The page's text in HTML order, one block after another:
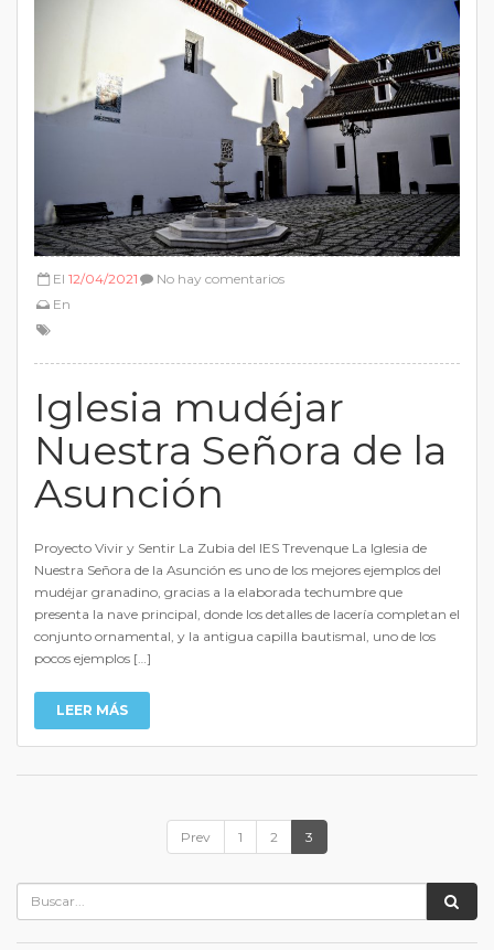
El 12/04/2021
En
No hay comentarios
Iglesia mudéjar
Nuestra Señora de la
Asunción
Proyecto Vivir y Sentir La Zubia del IES Trevenque La Iglesia de
Nuestra Señora de la Asunción es uno de los mejores ejemplos del
mudéjar granadino, gracias a la elaborada techumbre que
presenta la nave principal, donde los detalles de lacería completan el
conjunto ornamental, y la antigua capilla bautismal, uno de los
pocos ejemplos […]
LEER MÁS
Prev 1 2 3